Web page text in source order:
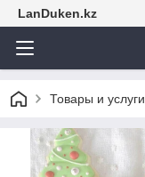
LanDuken.kz
Товары и услуги